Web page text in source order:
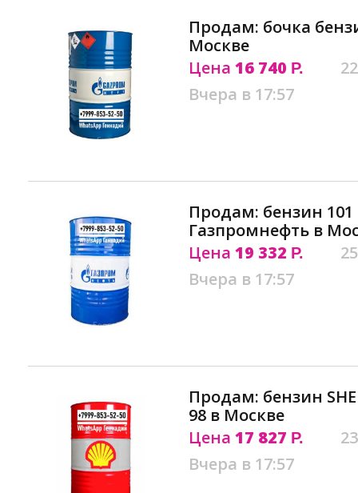
Продам: бочка
Москве
Цена 16 740 Р.
Вчера в 17:57
Продам: бензин 101
Газпромнефть в
Цена 19 332 Р.
Вчера в 17:57
Продам: бензин
98 в Москве
Цена 17 827 Р.
Вчера в 17:57